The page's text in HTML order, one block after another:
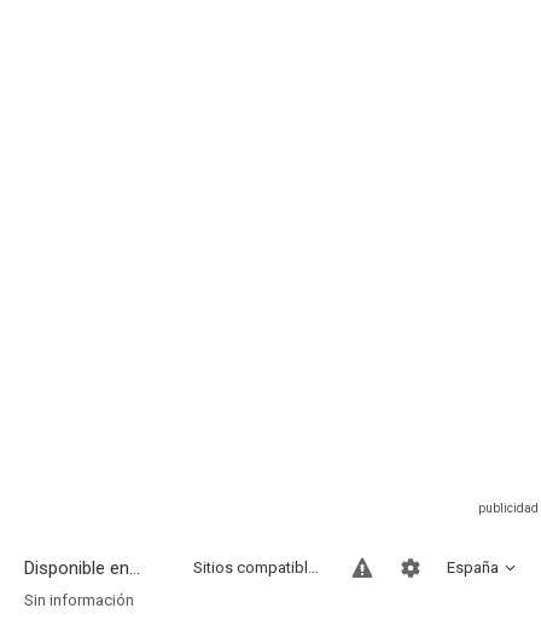
Disponible en... España
Sitios compatibles
Sin información